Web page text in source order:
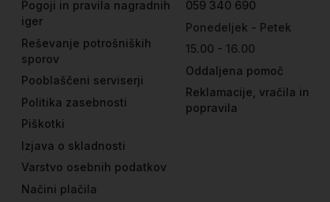
Pogoji in pravila nagradnih
iger
Reševanje potrošniških
sporov
Pooblaščeni serviserji
Politika zasebnosti
Piškotki
Izjava o skladnosti
Varstvo osebnih podatkov
Načini plačila
059 340 690
Ponedeljek - Petek
15.00 - 16.00
Oddaljena pomoč
Reklamacije, vračila in
popravila